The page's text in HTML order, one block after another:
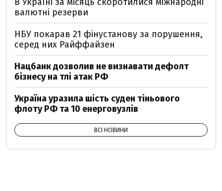
валютні резерви
НБУ покарав 21 фінустанову за порушення,
серед них Райффайзен
Нацбанк дозволив не визнавати дефолт
бізнесу на тлі атак РФ
Україна уразила шість суден тіньового
флоту РФ та 10 енерговузлів
ВСІ НОВИНИ